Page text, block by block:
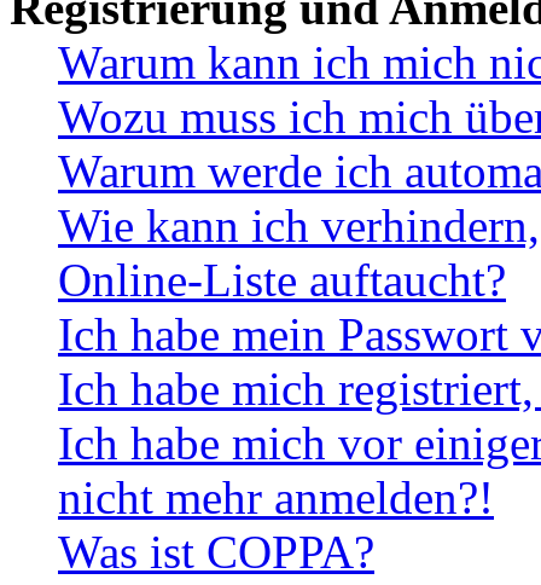
Warum kann ich mich
Wozu muss ich mich
Warum werde ich
Wie kann ich
Online-Liste auftaucht?
Ich habe mein Passwort
Ich habe mich
Ich habe mich vor
nicht mehr anmelden?!
Was ist COPPA?